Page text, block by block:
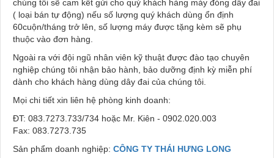
chúng tôi sẽ cam kết gửi cho quý khách hàng máy đóng dây đai
( loại bán tự động) nếu số lượng quý khách dùng ổn định
60cuộn/tháng trở lên, số lượng máy được tặng kèm sẽ phụ
thuộc vào đơn hàng.
Ngoài ra với đội ngũ nhân viên kỹ thuật được đào tạo chuyên
nghiệp chúng tôi nhận bảo hành, bảo dưỡng định kỳ miễn phí
dành cho khách hàng dùng dây đai của chúng tôi.
Mọi chi tiết xin liên hệ phòng kinh doanh:
ĐT: 083.7273.733/734 hoặc Mr. Kiên - 0902.020.003
Fax: 083.7273.735
Sản phẩm doanh nghiệp: CÔNG TY THÁI HƯNG LONG